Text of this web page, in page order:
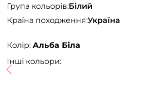
Група кольорів:Білий
Країна походження:Україна
Колір: Альба Біла
Інші кольори: